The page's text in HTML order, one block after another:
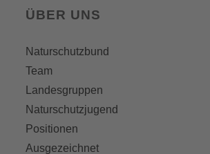
ÜBER UNS
Naturschutzbund
Team
Landesgruppen
Naturschutzjugend
Positionen
Ausgezeichnet